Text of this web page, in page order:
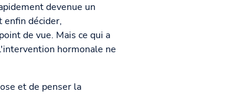
devenue un
décider,
de vue. Mais ce qui a
hormonale ne
et de penser la